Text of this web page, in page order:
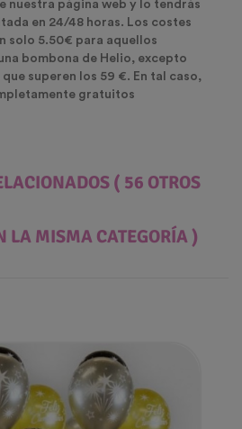
nuestra página web y lo tendrás
en 24/48 horas. Los costes
solo 5.50€ para aquellos
bombona de Helio, excepto
superen los 59 €. En tal caso,
gratuitos
( 56 OTROS
LA MISMA CATEGORÍA )